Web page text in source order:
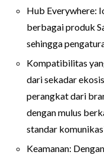
Hub Everywhere:
berbagai produk
sehingga
Kompatibilitas
dari sekadar
perangkat dari
dengan mulus
standar
Keamanan: